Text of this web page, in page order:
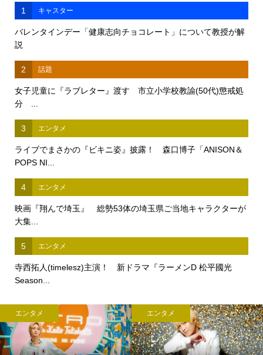
1 キャスター
バレンタインデー「健康志向チョコレート」について教授が解
説
2 話題
女子児童に『ラブレター』渡す 市立小学校教諭(50代)懲戒処
分 ...
3 エンタメ
ライブでまさかの『ビキニ姿』披露！ 森口博子「ANISON＆
POPS NI...
4 エンタメ
映画『翔んで埼玉』 総勢53体の埼玉県ご当地キャラクターが
大集...
5 エンタメ
寺西拓人(timelesz)主演！ 新ドラマ『ラーメンD 松平國光
Season...
エンタメ エンタメ